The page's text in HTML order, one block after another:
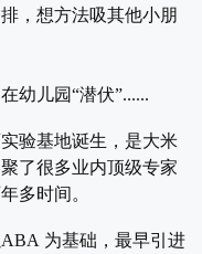
，想方法吸其他小朋
幼儿园“潜伏”......
验基地诞生，是大米
了很多业内顶级专家
多时间。
为基础，最早引进